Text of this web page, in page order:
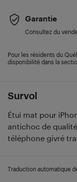
Survol
Étui mat pour
antichoc de
téléphone givré
Traduction automatique
Garantie
Consultez du
Pour les résidents du
disponibilité dans la